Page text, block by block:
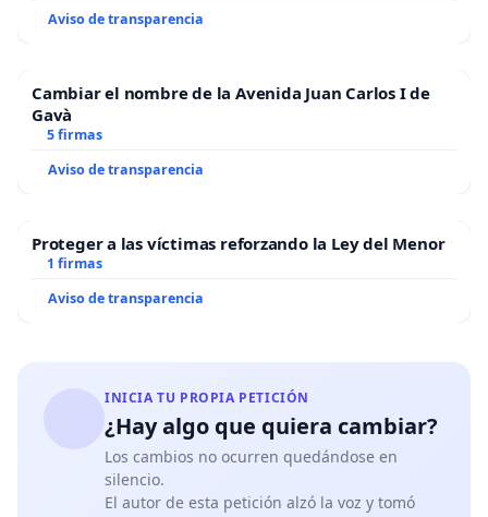
Aviso de transparencia
Cambiar el nombre de la Avenida Juan Carlos I de
Gavà
5 firmas
Aviso de transparencia
Proteger a las víctimas reforzando la Ley del Menor
1 firmas
Aviso de transparencia
INICIA TU PROPIA PETICIÓN
¿Hay algo que quiera cambiar?
Los cambios no ocurren quedándose en
silencio.
El autor de esta petición alzó la voz y tomó